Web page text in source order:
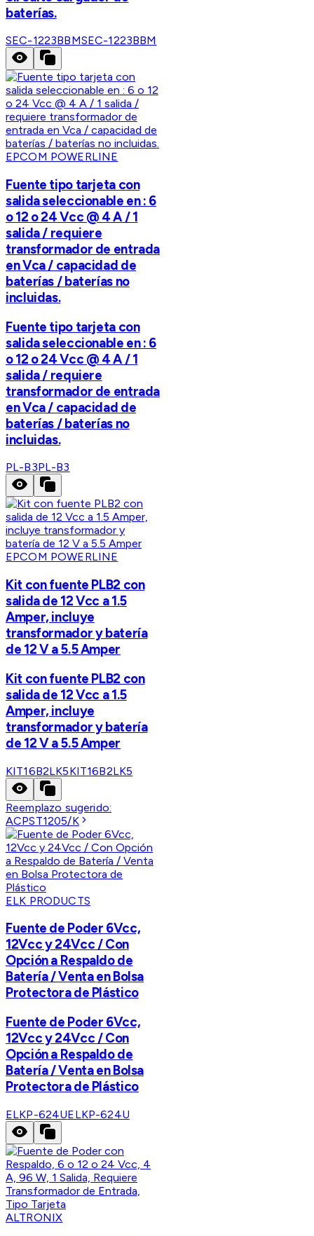
baterías.
SEC-1223BBMSEC-1223BBM
EPCOM POWERLINE
Fuente tipo tarjeta con
salida seleccionable en : 6
o 12 o 24 Vcc @ 4 A / 1
salida / requiere
transformador de entrada
en Vca / capacidad de
baterías / baterías no
incluidas.
Fuente tipo tarjeta con
salida seleccionable en : 6
o 12 o 24 Vcc @ 4 A / 1
salida / requiere
transformador de entrada
en Vca / capacidad de
baterías / baterías no
incluidas.
PL-B3PL-B3
EPCOM POWERLINE
Kit con fuente PLB2 con
salida de 12 Vcc a 1.5
Amper, incluye
transformador y batería
de 12 V a 5.5 Amper
Kit con fuente PLB2 con
salida de 12 Vcc a 1.5
Amper, incluye
transformador y batería
de 12 V a 5.5 Amper
KIT16B2LK5KIT16B2LK5
Reemplazo sugerido:
ACPST1205/K
ELK PRODUCTS
Fuente de Poder 6Vcc,
12Vcc y 24Vcc / Con
Opción a Respaldo de
Batería / Venta en Bolsa
Protectora de Plástico
Fuente de Poder 6Vcc,
12Vcc y 24Vcc / Con
Opción a Respaldo de
Batería / Venta en Bolsa
Protectora de Plástico
ELKP-624UELKP-624U
ALTRONIX